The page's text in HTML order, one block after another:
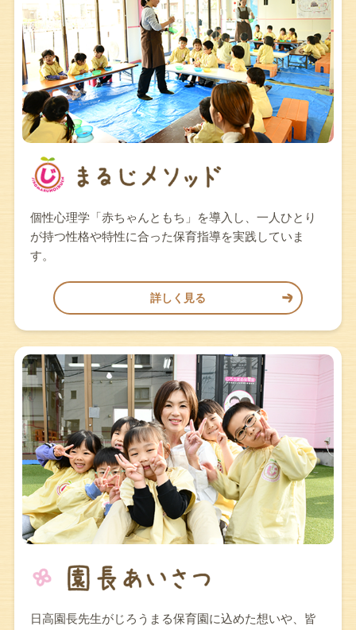
個性心理学「赤ちゃんともち」を導入し、一人ひとり
が持つ性格や特性に合った保育指導を実践していま
す。
詳しく見る
日高園長先生がじろうまる保育園に込めた想いや、皆